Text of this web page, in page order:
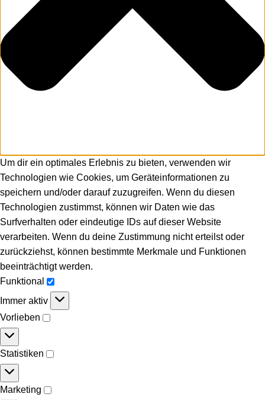
Um dir ein optimales Erlebnis zu bieten, verwenden wir
Technologien wie Cookies, um Geräteinformationen zu
speichern und/oder darauf zuzugreifen. Wenn du diesen
Technologien zustimmst, können wir Daten wie das
Surfverhalten oder eindeutige IDs auf dieser Website
verarbeiten. Wenn du deine Zustimmung nicht erteilst oder
zurückziehst, können bestimmte Merkmale und Funktionen
beeinträchtigt werden.
Funktional
Immer aktiv
Vorlieben
Statistiken
Marketing